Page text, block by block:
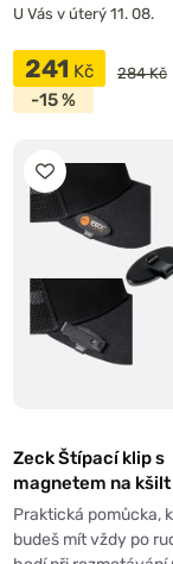
U Vás v úterý 11. 08.
241 Kč 284 Kč
-15 %
Zeck Štípací klip s
magnetem na kšilt
& Nipper
Praktická pomůcka,
budeš mít vždy po